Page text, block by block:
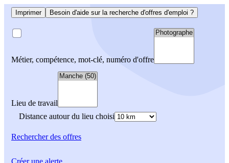
Imprimer Besoin d'aide sur la recherche d'offres d'emploi ?
Métier, compétence, mot-clé, numéro d'offre
Lieu de travail
Distance autour du lieu choisi
Rechercherdes offres
Créer une alerte